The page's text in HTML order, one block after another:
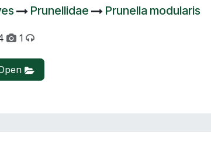
Prunellidae Prunella modularis
1